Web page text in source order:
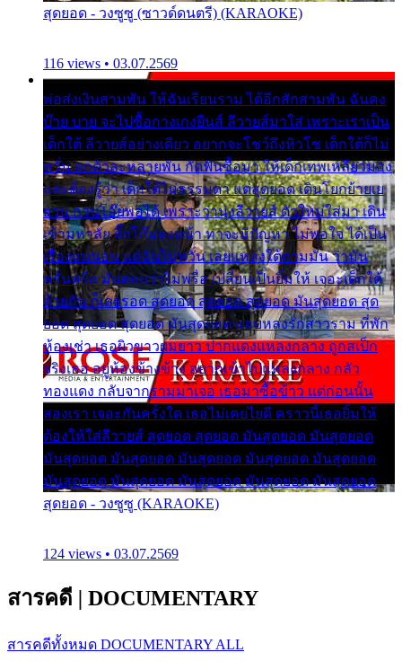
สุดยอด - วงซูซู (ซาวด์ดนตรี) (KARAOKE)
116 views • 03.07.2569
พ่อส่งเงินสามพัน ให้ฉันเรียนราม ได้อีกสักสามพัน ฉันคง
บ๊าย บาย จะไปซื้อกางเกงยีนส์ ลีวายส์มาใส่ เพราะเราเป็น
เด็กใต้ ลีวายส์อย่างเดียว อยากจะโชว์ถึงหิวโซ เด็กใต้ก็ไม่
หวั่น ตกตัวละหลายพัน กัดฟันซื้อมา ให้เด็กเทพเหลียวมอง
และต้องรู้ว่า เด็กใต้ไม่ธรรมดา แต่สุดยอด เดินโยกย้ายเย
ยวน กวนโอ๊ยพอได้ เพราะว่านุ่งลีวายส์ ตัวใหม่ใส่มา เดิน
เข้ามหาลัย จิ๊กโก๊มองหน้า ท่าจะมีปัญหา ไม่พอใจ ได้เป็น
เรื่องแน่นอน แต่ฉันไม่หวั่น เลยแหลงใต้ถามมัน ว่ามัน
พรั่นพรือ มันตอบว่าไม่พรื่อ เปลี่ยนเป็นยิ้มให้ เจอะเด็กใต้
ด้วยกัน ก็เลยรอด สุดยอด สุดยอด สุดยอด มันสุดยอด สุด
ยอด สุดยอด สุดยอด มันสุดยอด แอบหลงรักสาวราม ที่พัก
ห้องเช่า เธอผิวขาวผมยาว ปากแดงแหลงกลาง ถูกสเป็ก
จริงเธอ อยู่ห้องข้างข้าง อยากเข้าไปแหลงกลาง กลัว
ทองแดง กลับจากรามมาเจอ เธอมาซื้อข้าว แต่ก่อนนั้น
สองเรา เจอะกันครั้งใด เธอไม่เคยไยดี คราวนี้เธอยิ้มให้
ต้องให้ใส่ลีวายส์ สุดยอด สุดยอด มันสุดยอด มันสุดยอด
มันสุดยอด มันสุดยอด มันสุดยอด มันสุดยอด มันสุดยอด
มันสุดยอด มันสุดยอด มันสุดยอด มันสุดยอด มันสุดยอด
สุดยอด - วงซูซู (KARAOKE)
124 views • 03.07.2569
สารคดี | DOCUMENTARY
สารคดีทั้งหมด DOCUMENTARY ALL